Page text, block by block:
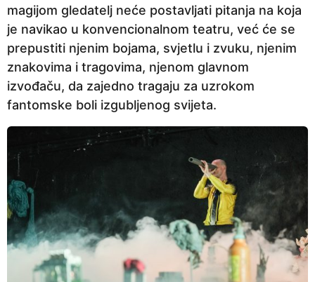
magijom gledatelj neće postavljati pitanja na koja
je navikao u konvencionalnom teatru, već će se
prepustiti njenim bojama, svjetlu i zvuku, njenim
znakovima i tragovima, njenom glavnom
izvođaču, da zajedno tragaju za uzrokom
fantomske boli izgubljenog svijeta.